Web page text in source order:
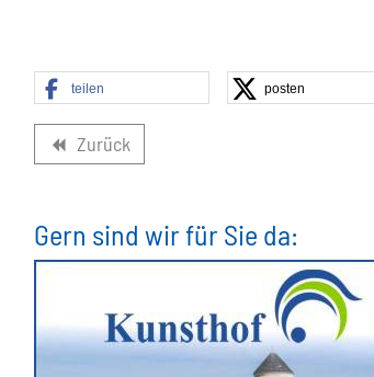
teilen posten
backward Zurück
Gern sind wir für Sie da: